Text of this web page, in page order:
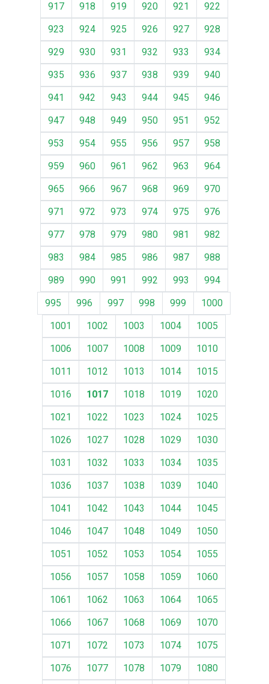
917
918 919 920 921
922
923
924 925 926 927
928
929
930 931 932 933
934
935
936 937 938 939
940
941
942 943 944 945
946
947
948 949 950 951
952
953
954 955 956 957
958
959
960 961 962 963
964
965
966 967 968 969
970
971
972 973 974 975
976
977
978 979 980 981
982
983
984 985 986 987
988
989
990 991 992 993
994
995
996 997 998 999
1000
1001
1002 1003 1004
1005
1006
1007 1008 1009
1010
1011
1012 1013 1014
1015
1016
1017 1018 1019
1020
1021
1022 1023 1024
1025
1026
1027 1028 1029
1030
1031
1032 1033 1034
1035
1036
1037 1038 1039
1040
1041
1042 1043 1044
1045
1046
1047 1048 1049
1050
1051
1052 1053 1054
1055
1056
1057 1058 1059
1060
1061
1062 1063 1064
1065
1066
1067 1068 1069
1070
1071
1072 1073 1074
1075
1076
1077 1078 1079
1080